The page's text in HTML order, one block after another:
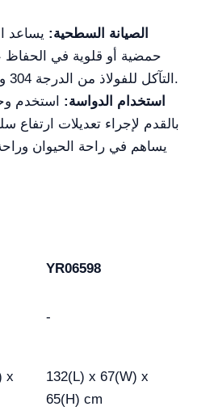
الصيانة السطحية: يساعد
حمضية أو قلوية في
التآكل للفولاذ من الدرجة 304 وعلى طلاء الإيبوكسي.
استخدام الدواسة: استخدم
بالقدم لإجراء تعديلات ارتفاع
يساهم في راحة الحيوان
YR06598
-
x
132(L) x 67(W) x
65(H) cm